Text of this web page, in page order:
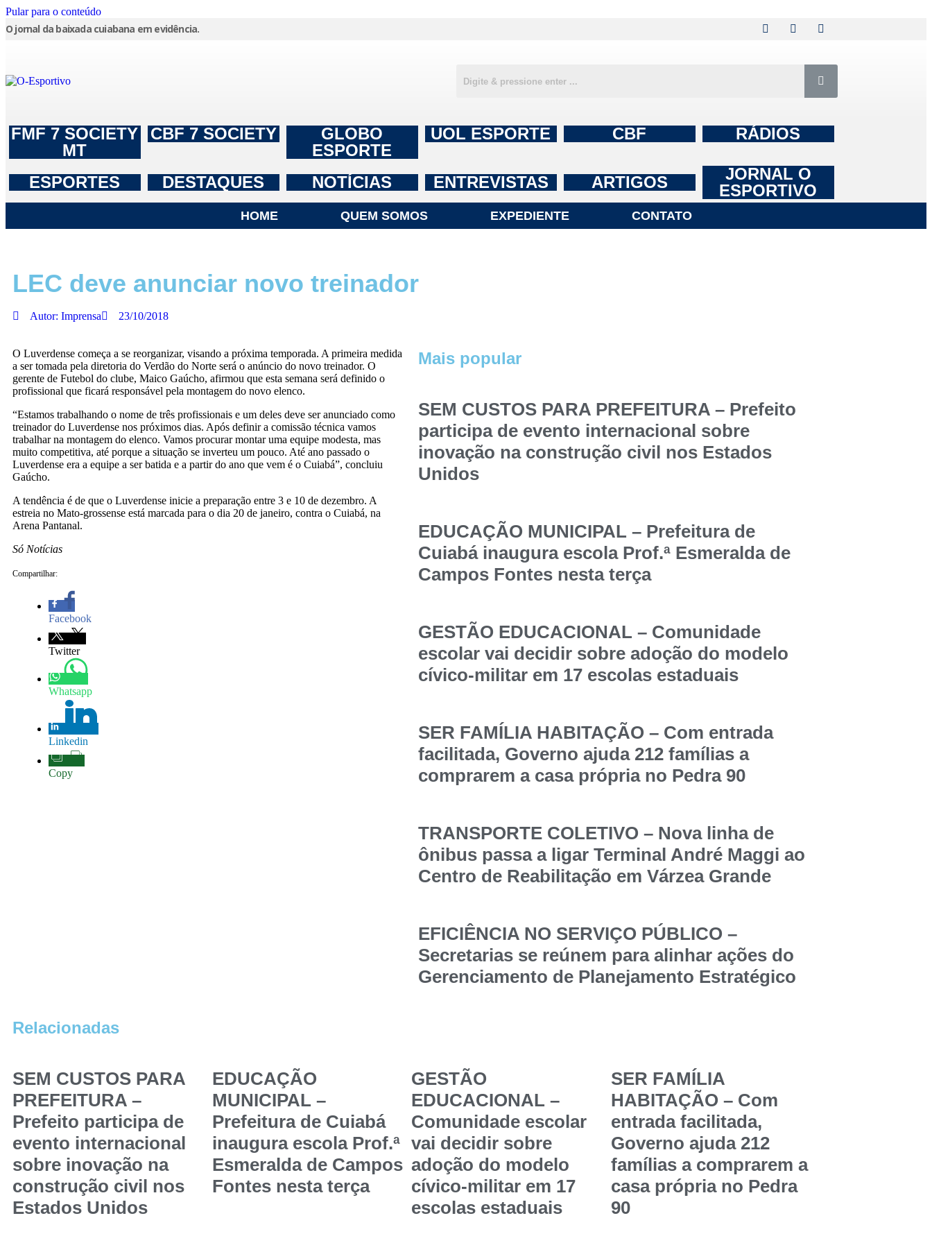
Pular para o conteúdo
O jornal da baixada cuiabana em evidência.
FMF 7 SOCIETY
MT
CBF 7 SOCIETY
GLOBO
ESPORTE
UOL ESPORTE CBF RÁDIOS
ESPORTES DESTAQUES NOTÍCIAS ENTREVISTAS ARTIGOS
JORNAL O
ESPORTIVO
HOME QUEM SOMOS EXPEDIENTE CONTATO
LEC deve anunciar novo treinador
Autor: Imprensa 23/10/2018
O Luverdense começa a se reorganizar, visando a próxima temporada. A primeira medida
a ser tomada pela diretoria do Verdão do Norte será o anúncio do novo treinador. O
gerente de Futebol do clube, Maico Gaúcho, afirmou que esta semana será definido o
profissional que ficará responsável pela montagem do novo elenco.
“Estamos trabalhando o nome de três profissionais e um deles deve ser anunciado como
treinador do Luverdense nos próximos dias. Após definir a comissão técnica vamos
trabalhar na montagem do elenco. Vamos procurar montar uma equipe modesta, mas
muito competitiva, até porque a situação se inverteu um pouco. Até ano passado o
Luverdense era a equipe a ser batida e a partir do ano que vem é o Cuiabá”, concluiu
Gaúcho.
A tendência é de que o Luverdense inicie a preparação entre 3 e 10 de dezembro. A
estreia no Mato-grossense está marcada para o dia 20 de janeiro, contra o Cuiabá, na
Arena Pantanal.
Só Notícias
Compartilhar:
Facebook
Twitter
Whatsapp
Linkedin
Copy
Mais popular
SEM CUSTOS PARA PREFEITURA – Prefeito
participa de evento internacional sobre
inovação na construção civil nos Estados
Unidos
EDUCAÇÃO MUNICIPAL – Prefeitura de
Cuiabá inaugura escola Prof.ª Esmeralda de
Campos Fontes nesta terça
GESTÃO EDUCACIONAL – Comunidade
escolar vai decidir sobre adoção do modelo
cívico-militar em 17 escolas estaduais
SER FAMÍLIA HABITAÇÃO – Com entrada
facilitada, Governo ajuda 212 famílias a
comprarem a casa própria no Pedra 90
TRANSPORTE COLETIVO – Nova linha de
ônibus passa a ligar Terminal André Maggi ao
Centro de Reabilitação em Várzea Grande
EFICIÊNCIA NO SERVIÇO PÚBLICO –
Secretarias se reúnem para alinhar ações do
Gerenciamento de Planejamento Estratégico
Relacionadas
SEM CUSTOS PARA
PREFEITURA –
Prefeito participa de
evento internacional
sobre inovação na
construção civil nos
Estados Unidos
EDUCAÇÃO
MUNICIPAL –
Prefeitura de Cuiabá
inaugura escola Prof.ª
Esmeralda de Campos
Fontes nesta terça
GESTÃO
EDUCACIONAL –
Comunidade escolar
vai decidir sobre
adoção do modelo
cívico-militar em 17
escolas estaduais
SER FAMÍLIA
HABITAÇÃO – Com
entrada facilitada,
Governo ajuda 212
famílias a comprarem a
casa própria no Pedra
90